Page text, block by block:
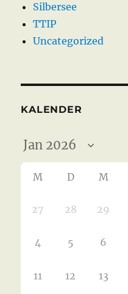
Silbersee
TTIP
Uncategorized
KALENDER
M D M
27 28 29
4 5 6
11 12 13